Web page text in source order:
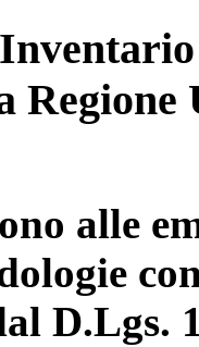
alle
D.Lgs.